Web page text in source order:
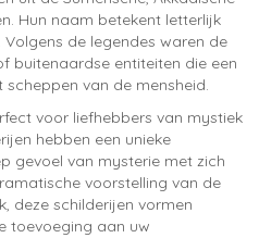
Hun naam betekent letterlijk
de legendes waren de
buitenaardse entiteiten die een
van de mensheid.
voor liefhebbers van mystiek
hebben een unieke
gevoel van mysterie met zich
voorstelling van de
deze schilderijen vormen
toevoeging aan uw